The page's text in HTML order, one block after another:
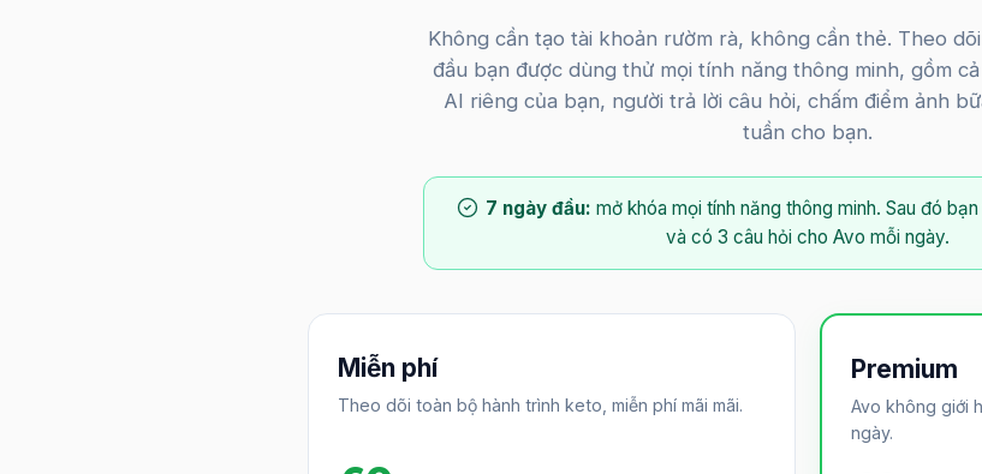
Không cần tạo tài khoản rườm rà, không cần thẻ. Theo
đầu bạn được dùng thử mọi tính năng thông minh, gồm
AI riêng của bạn, người trả lời câu hỏi, chấm điểm ảnh
tuần cho bạn.
7 ngày đầu: mở khóa mọi tính năng thông minh. Sau đó
và có 3 câu hỏi cho Avo mỗi ngày.
Miễn phí
Theo dõi toàn bộ hành trình keto, miễn phí mãi mãi.
Premium
Avo không giới
ngày.